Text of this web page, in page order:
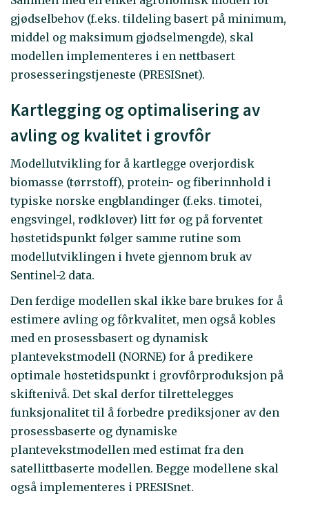
gjødselbehov (f.eks. tildeling basert på minimum,
middel og maksimum gjødselmengde), skal
modellen implementeres i en nettbasert
prosesseringstjeneste (PRESISnet).
Kartlegging og optimalisering av
avling og kvalitet i grovfôr
Modellutvikling for å kartlegge overjordisk
biomasse (tørrstoff), protein- og fiberinnhold i
typiske norske engblandinger (f.eks. timotei,
engsvingel, rødkløver) litt før og på forventet
høstetidspunkt følger samme rutine som
modellutviklingen i hvete gjennom bruk av
Sentinel-2 data.
Den ferdige modellen skal ikke bare brukes for å
estimere avling og fôrkvalitet, men også kobles
med en prosessbasert og dynamisk
plantevekstmodell (NORNE) for å predikere
optimale høstetidspunkt i grovfôrproduksjon på
skiftenivå. Det skal derfor tilrettelegges
funksjonalitet til å forbedre prediksjoner av den
prosessbaserte og dynamiske
plantevekstmodellen med estimat fra den
satellittbaserte modellen. Begge modellene skal
også implementeres i PRESISnet.